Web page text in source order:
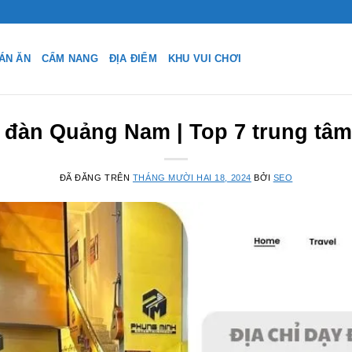
ĂN CẨM NANG ĐỊA ĐIỂM KHU VUI CHƠI
Quảng Nam | Top 7 trung
ĐÃ ĐĂNG TRÊN THÁNG MƯỜI HAI 18, 2024 BỞI SEO